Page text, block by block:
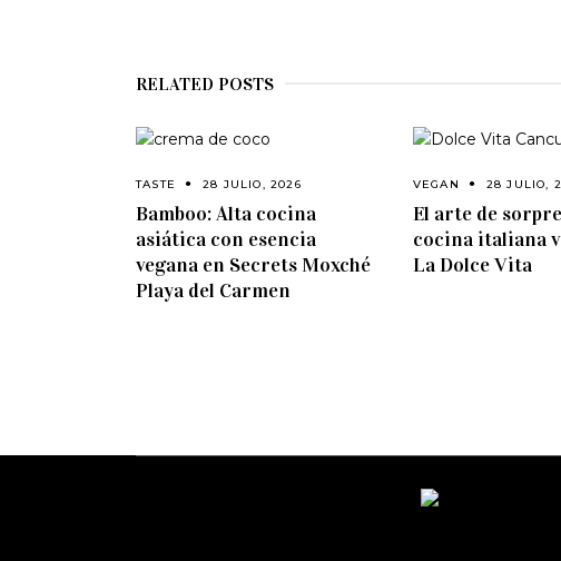
RELATED POSTS
TASTE 28 JULIO, 2026
Bamboo: Alta cocina
asiática con esencia
vegana en Secrets Moxché
Playa del Carmen
VEGAN 28 JULIO,
El arte de
cocina italiana
La Dolce Vita